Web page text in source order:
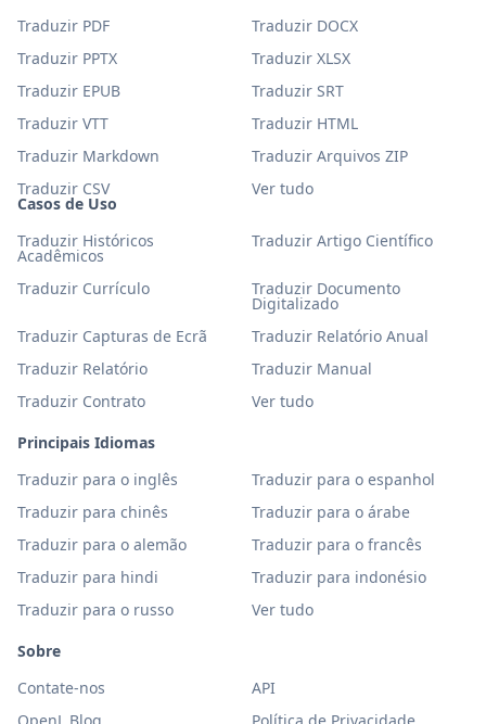
Casos de Uso
Traduzir Históricos
Acadêmicos
Traduzir Artigo Científico
Traduzir Currículo Traduzir Documento
Digitalizado
Traduzir Capturas de Ecrã
Traduzir Relatório Anual
Traduzir Relatório
Traduzir Manual
Traduzir Contrato
Ver tudo
Principais Idiomas
Traduzir para o inglês
Traduzir para o espanhol
Traduzir para chinês
Traduzir para o árabe
Traduzir para o alemão
Traduzir para o francês
Traduzir para hindi
Traduzir para indonésio
Traduzir para o russo
Ver tudo
Traduzir PDF
Traduzir DOCX
Traduzir PPTX
Traduzir XLSX
Traduzir EPUB
Traduzir SRT
Traduzir VTT
Traduzir HTML
Traduzir Markdown
Traduzir Arquivos ZIP
Traduzir CSV
Ver tudo
Sobre
Contate-nos
API